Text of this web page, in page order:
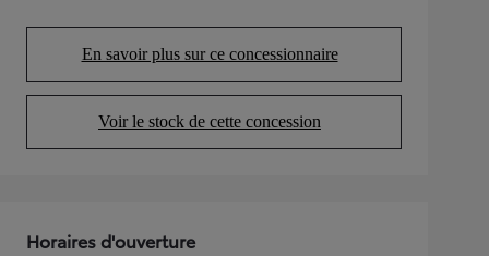
En savoir plus sur ce concessionnaire
(Opens in new tab)
Voir le stock de cette concession
(Opens in new tab)
Horaires d'ouverture